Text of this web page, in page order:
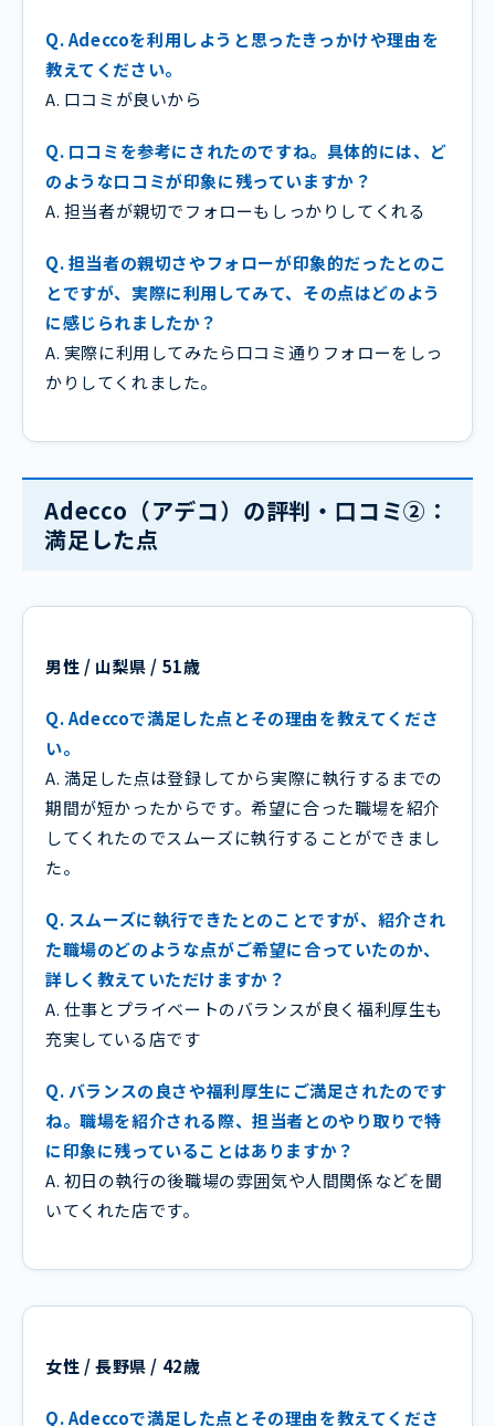
Q. Adeccoを利用しようと思ったきっかけや理由を
教えてください。
A. 口コミが良いから
Q. 口コミを参考にされたのですね。具体的には、ど
のような口コミが印象に残っていますか？
A. 担当者が親切でフォローもしっかりしてくれる
Q. 担当者の親切さやフォローが印象的だったとのこ
とですが、実際に利用してみて、その点はどのよう
に感じられましたか？
A. 実際に利用してみたら口コミ通りフォローをしっ
かりしてくれました。
Adecco（アデコ）の評判・口コミ②：
満足した点
男性 / 山梨県 / 51歳
Q. Adeccoで満足した点とその理由を教えてくださ
い。
A. 満足した点は登録してから実際に執行するまでの
期間が短かったからです。希望に合った職場を紹介
してくれたのでスムーズに執行することができまし
た。
Q. スムーズに執行できたとのことですが、紹介され
た職場のどのような点がご希望に合っていたのか、
詳しく教えていただけますか？
A. 仕事とプライベートのバランスが良く福利厚生も
充実している店です
Q. バランスの良さや福利厚生にご満足されたのです
ね。職場を紹介される際、担当者とのやり取りで特
に印象に残っていることはありますか？
A. 初日の執行の後職場の雰囲気や人間関係などを聞
いてくれた店です。
女性 / 長野県 / 42歳
Q. Adeccoで満足した点とその理由を教えてくださ